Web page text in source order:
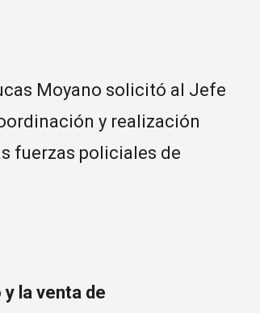
Moyano solicitó al Jefe
y realización
fuerzas policiales de
la venta de